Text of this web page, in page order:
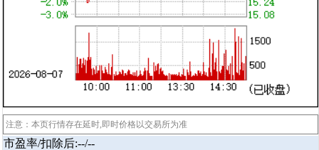
注意：本页行情存在延时,即时价格以交易所为准
市盈率/扣除后:--/--